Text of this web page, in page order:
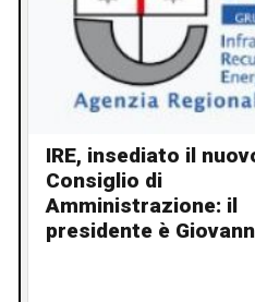
IRE, insediato il
Consiglio di
Amministrazione: il
presidente è